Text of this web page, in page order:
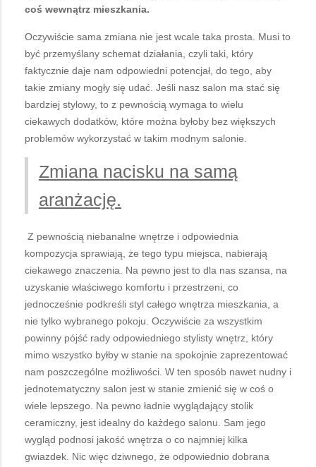
coś wewnątrz mieszkania.
Oczywiście sama zmiana nie jest wcale taka prosta. Musi to
być przemyślany schemat działania, czyli taki, który
faktycznie daje nam odpowiedni potencjał, do tego, aby
takie zmiany mogły się udać. Jeśli nasz salon ma stać się
bardziej stylowy, to z pewnością wymaga to wielu
ciekawych dodatków, które można byłoby bez większych
problemów wykorzystać w takim modnym salonie.
Zmiana nacisku na samą
aranżację.
Z pewnością niebanalne wnętrze i odpowiednia
kompozycja sprawiają, że tego typu miejsca, nabierają
ciekawego znaczenia. Na pewno jest to dla nas szansa, na
uzyskanie właściwego komfortu i przestrzeni, co
jednocześnie podkreśli styl całego wnętrza mieszkania, a
nie tylko wybranego pokoju. Oczywiście za wszystkim
powinny pójść rady odpowiedniego stylisty wnętrz, który
mimo wszystko byłby w stanie na spokojnie zaprezentować
nam poszczególne możliwości. W ten sposób nawet nudny i
jednotematyczny salon jest w stanie zmienić się w coś o
wiele lepszego. Na pewno ładnie wyglądający stolik
ceramiczny, jest idealny do każdego salonu. Sam jego
wygląd podnosi jakość wnętrza o co najmniej kilka
gwiazdek. Nic więc dziwnego, że odpowiednio dobrana